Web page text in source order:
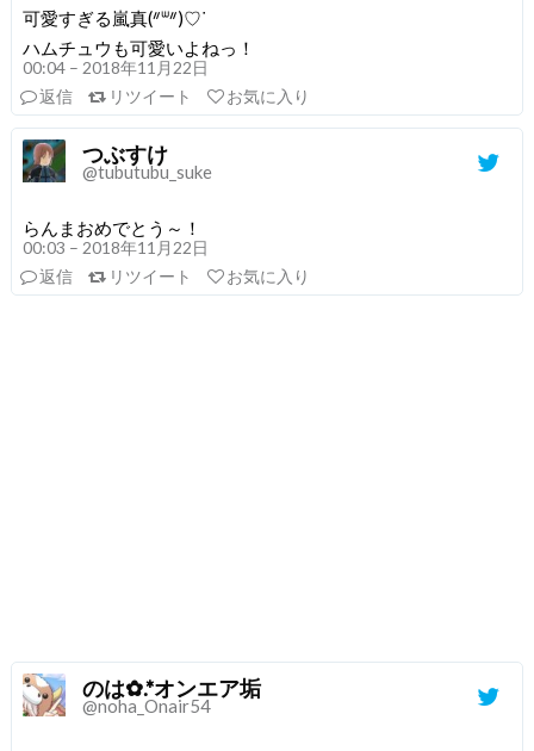
可愛すぎる嵐真(ᐥᐜᐥ)♡ᐝ
ハムチュウも可愛いよねっ！
00:04 – 2018年11月22日
返信
リツイート お気に入り
つぶすけ
@tubutubu_suke
らんまおめでとう～！
00:03 – 2018年11月22日
返信
リツイート お気に入り
のは✿.*オンエア垢
@noha_Onair54